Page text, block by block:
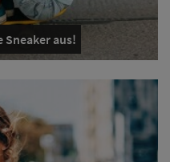
aus!